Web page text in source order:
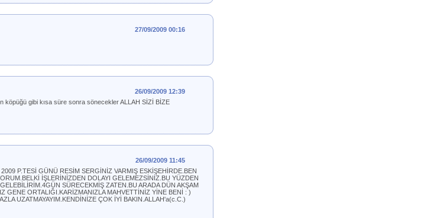
27/09/2009 00:16
26/09/2009 12:39
köpüğü gibi kısa süre sonra sönecekler ALLAH SİZİ BİZE
26/09/2009 11:45
P.TESİ GÜNÜ RESİM SERGİNİZ VARMIŞ ESKİŞEHİRDE.BEN
İŞLERİNİZDEN DOLAYI GELEMEZSİNİZ.BU YÜZDEN
SÜRECEKMİŞ ZATEN.BU ARADA DÜN AKŞAM
GENE ORTALIĞI.KARİZMANIZLA MAHVETTİNİZ YİNE BENİ : )
UZATMAYAYIM.KENDİNİZE ÇOK İYİ BAKIN.ALLAH'a(c.C.)